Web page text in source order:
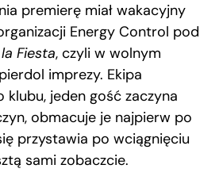
premierę miał wakacyjny
Energy Control pod
Fiesta, czyli w wolnym
imprezy. Ekipa
klubu, jeden gość zaczyna
obmacuje je najpierw po
przystawia po wciągnięciu
sami zobaczcie.